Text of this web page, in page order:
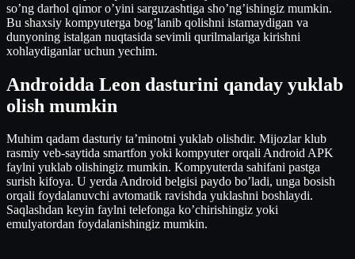
so’ng darhol qimor o’yini sarguzashtiga sho’ng’ishingiz mumkin.
Bu shaxsiy kompyuterga bog’lanib qolishni istamaydigan va
dunyoning istalgan nuqtasida sevimli qurilmalariga kirishni
xohlaydiganlar uchun yechim.
Androidda Leon dasturini qanday yuklab
olish mumkin
Muhim qadam dasturiy ta’minotni yuklab olishdir. Mijozlar klub
rasmiy veb-saytida smartfon yoki kompyuter orqali Android APK
faylni yuklab olishingiz mumkin. Kompyuterda sahifani pastga
surish kifoya. U yerda Android belgisi paydo bo’ladi, unga bosish
orqali foydalanuvchi avtomatik ravishda yuklashni boshlaydi.
Saqlashdan keyin faylni telefonga ko’chirishingiz yoki
emulyatordan foydalanishingiz mumkin.